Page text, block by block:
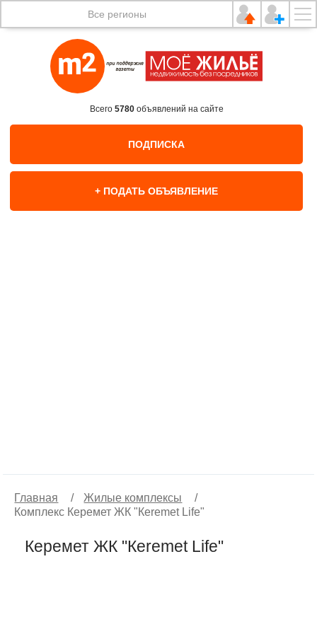
Все регионы
Всего 5780объявлений на сайте
ПОДПИСКА
+ ПОДАТЬ ОБЪЯВЛЕНИЕ
Главная / Жилые комплексы
/
Комплекс Керемет ЖК "Кeremet Life"
Керемет ЖК "Кeremet Life"